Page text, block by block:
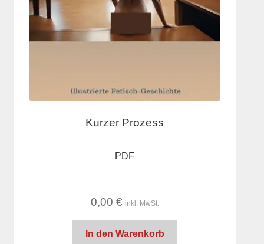
Kurzer Prozess
PDF
0,00 € inkl. MwSt.
In den Warenkorb